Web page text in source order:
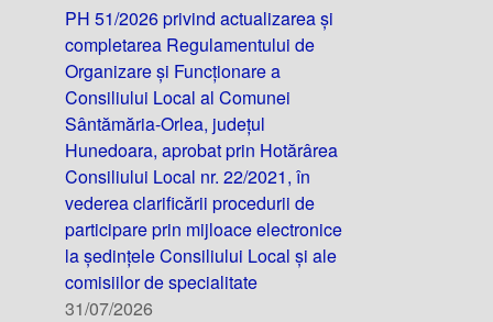
PH 51/2026 privind actualizarea și
completarea Regulamentului de
Organizare și Funcționare a
Consiliului Local al Comunei
Sântămăria-Orlea, județul
Hunedoara, aprobat prin Hotărârea
Consiliului Local nr. 22/2021, în
vederea clarificării procedurii de
participare prin mijloace electronice
la ședințele Consiliului Local și ale
comisiilor de specialitate
31/07/2026